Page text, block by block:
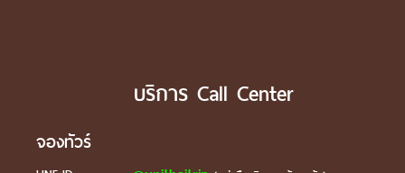
บริการ Call Center
จองทัวร์